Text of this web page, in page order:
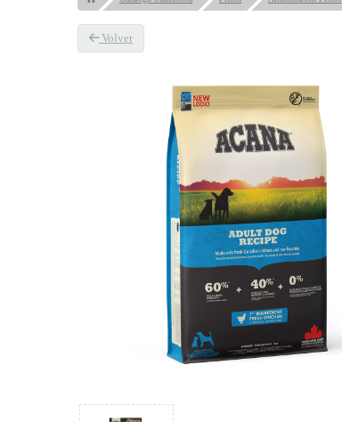
Volver